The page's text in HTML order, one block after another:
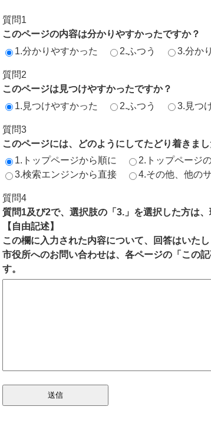
質問1
このページの内容は分かりやすかったですか？
1.分かりやすかった
2.ふつう 3.分か
質問2
このページは見つけやすかったですか？
1.見つけやすかった
2.ふつう 3.見つ
質問3
このページには、どのようにしてたどり着きまし
1.トップページから順に
2.トップページ
3.検索エンジンから直接
4.その他、他の
質問4
質問1及び2で、選択肢の「3.」を選択した方は、
【自由記述】
この欄に入力された内容について、回答はいた
市役所へのお問い合わせは、各ページの「この
す。